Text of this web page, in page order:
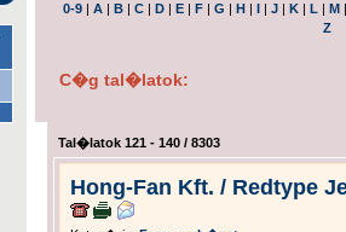
0-9| A| B| C| D| E| F| G | H| I| J| K| L | M
Z
C�g tal�latok:
Tal�latok 121 - 140 / 8303
Hong-Fan Kft. / Redtype